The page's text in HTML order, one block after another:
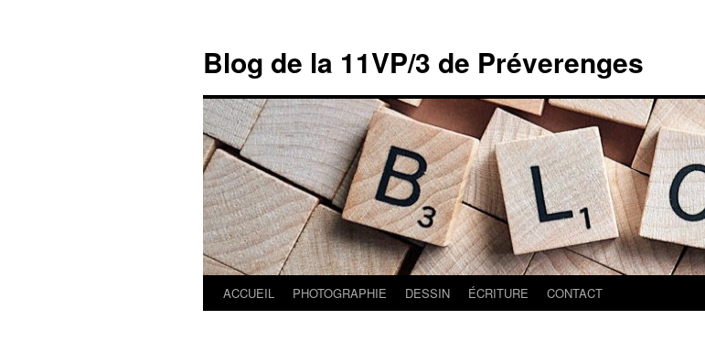
Blog de la 11VP/3 de Préverenges
Aller
ACCUEIL PHOTOGRAPHIE DESSIN ÉCRITURE CONTACT